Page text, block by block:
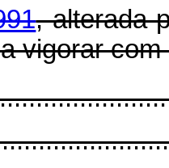
, alterada
vigorar